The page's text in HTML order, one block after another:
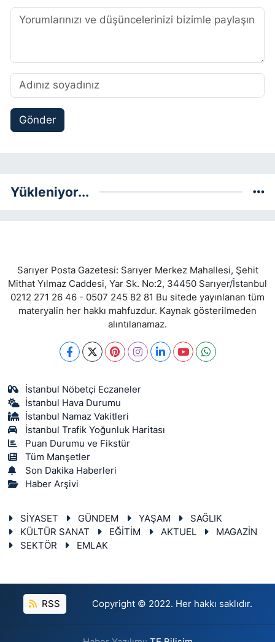
Gönder
Yükleniyor...
Sarıyer Posta Gazetesi: Sarıyer Merkez Mahallesi, Şehit
Mithat Yılmaz Caddesi, Yar Sk. No:2, 34450 Sarıyer/İstanbul
0212 271 26 46 - 0507 245 82 81 Bu sitede yayınlanan tüm
materyalin her hakkı mahfuzdur. Kaynak gösterilmeden
alıntılanamaz.
İstanbul Nöbetçi Eczaneler
İstanbul Hava Durumu
İstanbul Namaz Vakitleri
İstanbul Trafik Yoğunluk Haritası
Puan Durumu ve Fikstür
Tüm Manşetler
Son Dakika Haberleri
Haber Arşivi
SİYASET GÜNDEM YAŞAM
SAĞLIK
KÜLTÜR SANAT
EĞİTİM AKTUEL
MAGAZİN
SEKTÖR
EMLAK
RSS Copyright © 2022. Her hakkı saklıdır.